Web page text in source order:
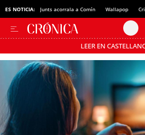
ES NOTICIA: Junts acorrala a Comín Wallapop
LEER EN
Pásate al MODO AHORRO